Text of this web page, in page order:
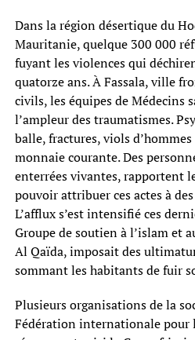
Dans la région désertique du
Mauritanie, quelque 300 000
fuyant les violences qui
quatorze ans. À Fassala, ville
civils, les équipes de Médecins
l’ampleur des traumatismes.
balle, fractures, viols
monnaie courante. Des
enterrées vivantes, rapportent
pouvoir attribuer ces actes à
L’afflux s’est intensifié ces
Groupe de soutien à l’islam et
Al Qaïda, imposait des
sommant les habitants de fuir
Plusieurs organisations de la
Fédération internationale pour